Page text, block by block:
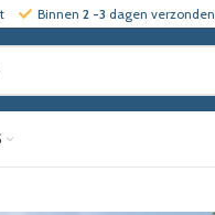
Binnen 2 -3 dagen verzonden